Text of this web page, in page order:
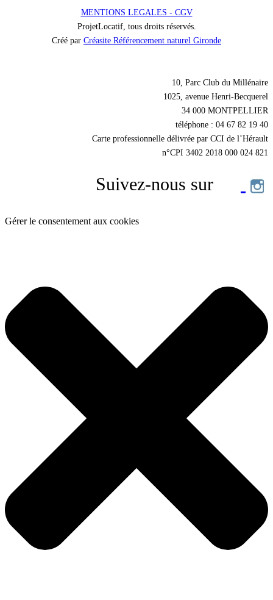
MENTIONS LEGALES - CGV
ProjetLocatif, tous droits réservés.
Créé par Créasite Référencement naturel Gironde
10, Parc Club du Millénaire
1025, avenue Henri-Becquerel
34 000 MONTPELLIER
téléphone : 04 67 82 19 40
Carte professionnelle délivrée par CCI de l’Hérault
n°CPI 3402 2018 000 024 821
Suivez-nous sur
Gérer le consentement aux cookies